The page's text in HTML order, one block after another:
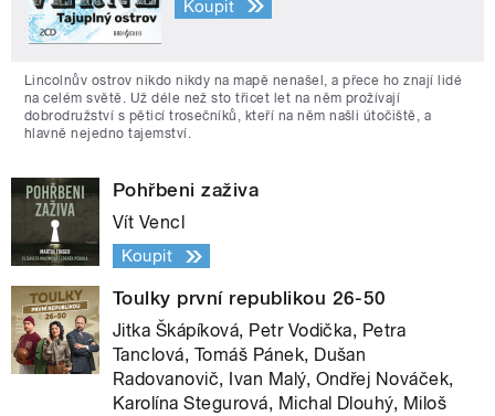
Koupit
Lincolnův ostrov nikdo nikdy na mapě nenašel, a přece ho znají lidé
na celém světě. Už déle než sto třicet let na něm prožívají
dobrodružství s pěticí trosečníků, kteří na něm našli útočiště, a
hlavně nejedno tajemství.
Pohřbeni zaživa
Vít Vencl
Koupit
Toulky první republikou 26-50
Jitka Škápíková, Petr Vodička, Petra
Tanclová, Tomáš Pánek, Dušan
Radovanovič, Ivan Malý, Ondřej Nováček,
Karolína Stegurová, Michal Dlouhý, Miloš